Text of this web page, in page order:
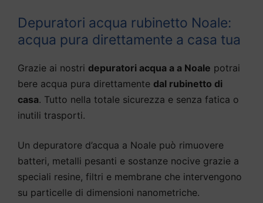
Depuratori acqua rubinetto Noale:
acqua pura direttamente a casa tua
Grazie ai nostri depuratori acqua a a Noale potrai
bere acqua pura direttamente dal rubinetto di
casa. Tutto nella totale sicurezza e senza fatica o
inutili trasporti.
Un depuratore d’acqua a Noale può rimuovere
batteri, metalli pesanti e sostanze nocive grazie a
speciali resine, filtri e membrane che intervengono
su particelle di dimensioni nanometriche.